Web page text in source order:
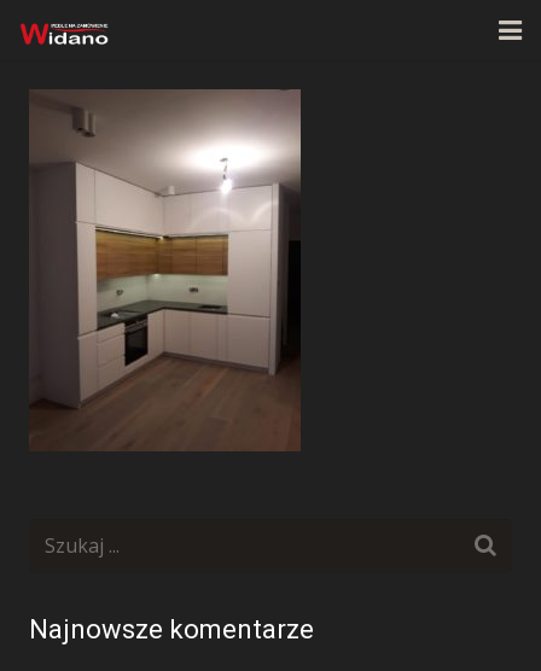
Strona główna
Najnowsze komentarze